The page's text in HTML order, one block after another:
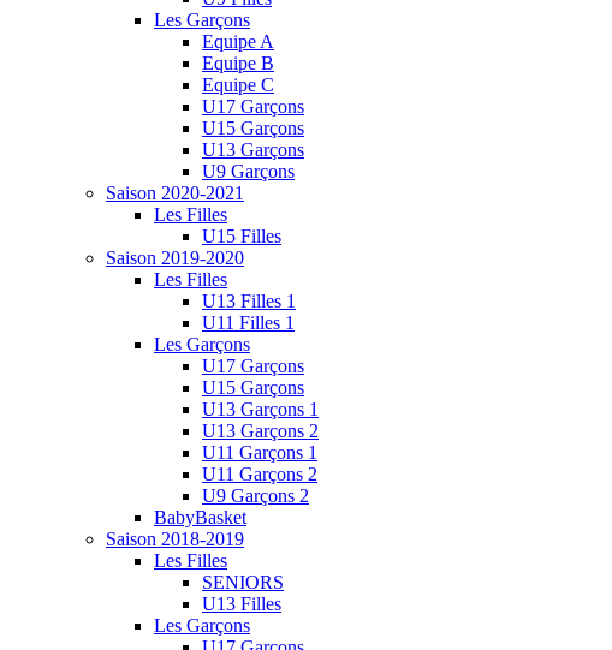
Les Garçons
Equipe A
Equipe B
Equipe C
U17 Garçons
U15 Garçons
U13 Garçons
U9 Garçons
Saison 2020-2021
Les Filles
U15 Filles
Saison 2019-2020
Les Filles
U13 Filles 1
U11 Filles 1
Les Garçons
U17 Garçons
U15 Garçons
U13 Garçons 1
U13 Garçons 2
U11 Garçons 1
U11 Garçons 2
U9 Garçons 2
BabyBasket
Saison 2018-2019
Les Filles
SENIORS
U13 Filles
Les Garçons